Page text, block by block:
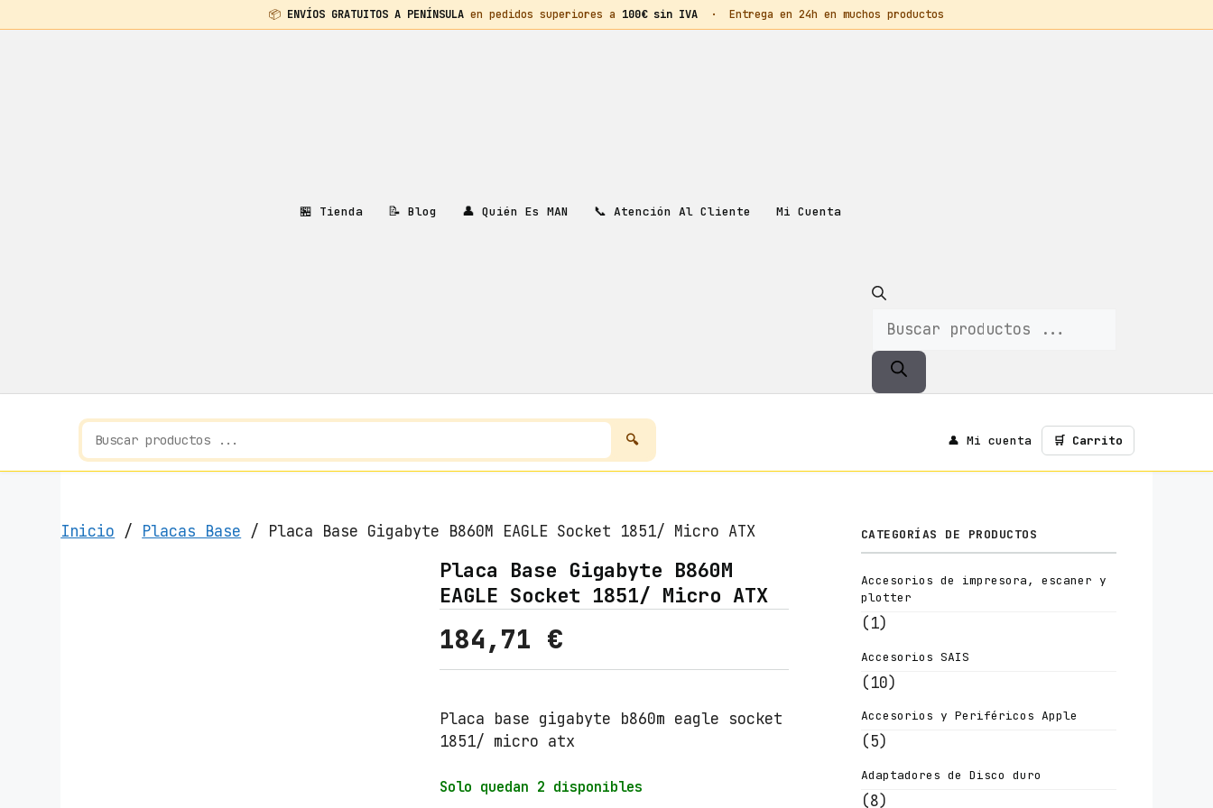
📦 ENVÍOS GRATUITOS A PENÍNSULA en pedidos superiores a 100€ sin IVA · Entrega en 24h en muchos productos
🏪 Tienda 📝 Blog 👤 Quién Es MAN 📞 Atención Al Cliente Mi Cuenta
Búsqueda
De
Productos
👤 Mi cuenta 🛒 Carrito
Inicio / Placas Base / Placa Base Gigabyte B860M EAGLE Socket 1851/ Micro ATX
Placa Base Gigabyte B860M
EAGLE Socket 1851/ Micro ATX
184,71 €
Placa base gigabyte b860m eagle socket
1851/ micro atx
Solo quedan 2 disponibles
CATEGORÍAS DE PRODUCTOS
Accesorios de impresora, escaner y
plotter
(1)
Accesorios SAIS
(10)
Accesorios y Periféricos Apple
(5)
Adaptadores de Disco duro
(8)